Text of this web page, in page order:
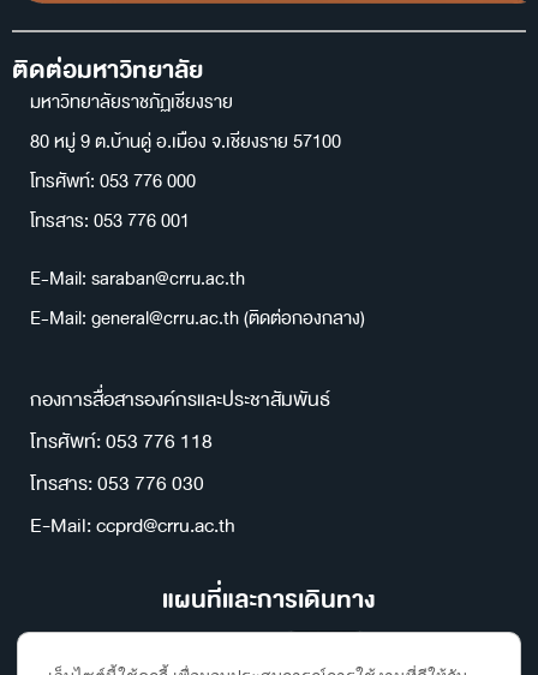
ติดต่อมหาวิทยาลัย
มหาวิทยาลัยราชภัฏเชียงราย
80 หมู่ 9 ต.บ้านดู่ อ.เมือง จ.เชียงราย 57100
โทรศัพท์: 053 776 000
โทรสาร: 053 776 001
E-Mail: saraban@crru.ac.th
E-Mail: general@crru.ac.th (ติดต่อกองกลาง)
กองการสื่อสารองค์กรและประชาสัมพันธ์
โทรศัพท์: 053 776 118
โทรสาร: 053 776 030
E-Mail: ccprd@crru.ac.th
แผนที่และการเดินทาง